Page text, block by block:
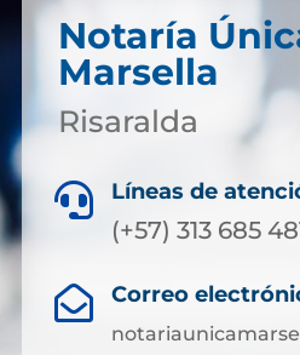
Notaría
Marsella
Risaralda
 Líneas de
(+57) 313 685
 Correo